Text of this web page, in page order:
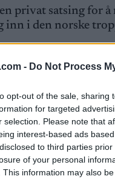
- Do Not Process
opt-out of the sale,
for targeted
selection. Please note that
interest-based ads
to third parties
of your personal
This information may also
privat satsing for
inn i den norske
trenger hjelp.
jeg ikke hadde
medaljer i VM,
trent greit, og